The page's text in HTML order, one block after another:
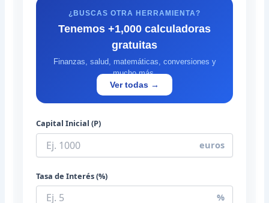
¿BUSCAS OTRA HERRAMIENTA?
Tenemos +1,000 calculadoras
gratuitas
Finanzas, salud, matemáticas, conversiones y
mucho más.
Ver todas →
Capital Inicial (P)
euros
Tasa de Interés (%)
%